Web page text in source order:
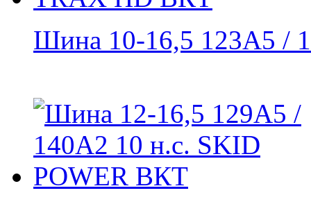
Шина 10-16,5 123A5 /